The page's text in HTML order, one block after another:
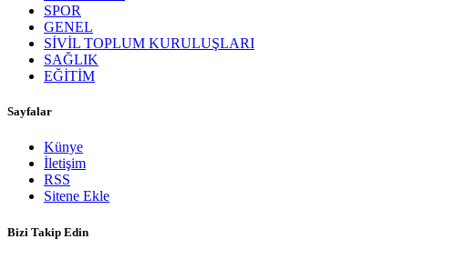
SPOR
GENEL
SİVİL TOPLUM KURULUŞLARI
SAĞLIK
EĞİTİM
Sayfalar
Künye
İletişim
RSS
Sitene Ekle
Bizi Takip Edin